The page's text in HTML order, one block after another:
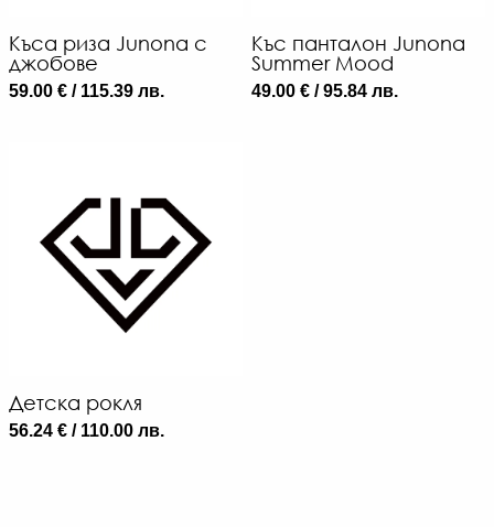
Къса риза Junona с
джобове
59.00 € / 115.39 лв.
Къс панталон Junona
Summer Mood
49.00 € / 95.84 лв.
Детска рокля
56.24 € / 110.00 лв.